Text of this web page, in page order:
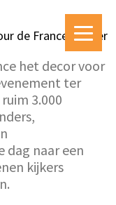
de France: Achter
het decor voor
ter
3.000
dag naar een
kijkers